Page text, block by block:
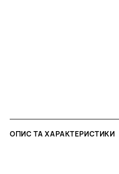
ОПИС ТА ХАРАКТЕРИСТИКИ